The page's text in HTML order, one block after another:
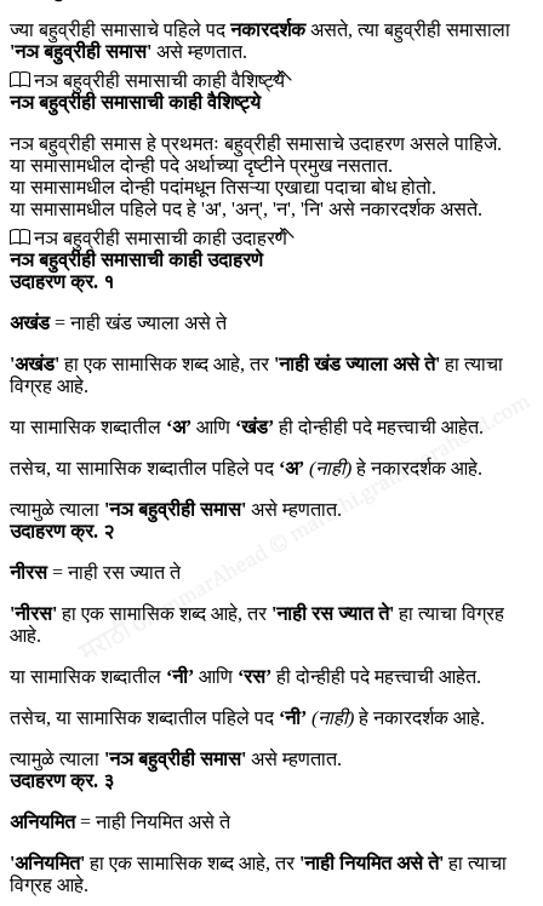
ज्या बहुव्रीही समासाचे पहिले पदनकारदर्शकअसते, त्या बहुव्रीही समासाला
'नञ बहुव्रीही समास' असे म्हणतात.
नञ बहुव्रीही समासाची काही वैशिष्ट्ये
नञ बहुव्रीही समासाची काही वैशिष्ट्ये
नञ बहुव्रीही समास हे प्रथमतः बहुव्रीही समासाचे उदाहरण असले पाहिजे.
या समासामधील दोन्ही पदे अर्थाच्या दृष्टीने प्रमुख नसतात.
या समासामधील दोन्ही पदांमधून तिसऱ्या एखाद्या पदाचा बोध होतो.
या समासामधील पहिले पद हे 'अ', 'अन्', 'न', 'नि' असे नकारदर्शक असते.
नञ बहुव्रीही समासाची काही उदाहरणे
नञ बहुव्रीही समासाची काही उदाहरणे
उदाहरण क्र. १
अखंड= नाही खंड ज्याला असे ते
'अखंड'हा एक सामासिक शब्द आहे, तर 'नाही खंड ज्याला असे ते'हा त्याचा
विग्रह आहे.
या सामासिक शब्दातील ‘अ’ आणि ‘खंड’ही दोन्हीही पदे महत्त्वाची आहेत.
तसेच, या सामासिक शब्दातील पहिले पद ‘अ’ (नाही)हे नकारदर्शक आहे.
त्यामुळे त्याला 'नञ बहुव्रीही समास' असे म्हणतात.
उदाहरण क्र. २
नीरस= नाही रस ज्यात ते
'नीरस'हा एक सामासिक शब्द आहे, तर 'नाही रस ज्यात ते'हा त्याचा विग्रह
आहे.
या सामासिक शब्दातील ‘नी’ आणि ‘रस’ही दोन्हीही पदे महत्त्वाची आहेत.
तसेच, या सामासिक शब्दातील पहिले पद ‘नी’ (नाही)हे नकारदर्शक आहे.
त्यामुळे त्याला 'नञ बहुव्रीही समास' असे म्हणतात.
उदाहरण क्र. ३
अनियमित= नाही नियमित असे ते
'अनियमित'हा एक सामासिक शब्द आहे, तर 'नाही नियमित असे ते'हा त्याचा
विग्रह आहे.